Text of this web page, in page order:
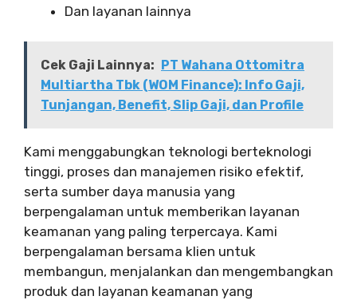
Dan layanan lainnya
Cek Gaji Lainnya:
PT Wahana Ottomitra
Multiartha Tbk (WOM Finance): Info Gaji,
Tunjangan, Benefit, Slip Gaji, dan Profile
Kami menggabungkan teknologi berteknologi
tinggi, proses dan manajemen risiko efektif,
serta sumber daya manusia yang
berpengalaman untuk memberikan layanan
keamanan yang paling terpercaya. Kami
berpengalaman bersama klien untuk
membangun, menjalankan dan mengembangkan
produk dan layanan keamanan yang